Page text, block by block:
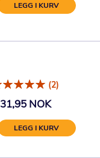
LEGG I KURV
(2)
31,95 NOK
LEGG I KURV